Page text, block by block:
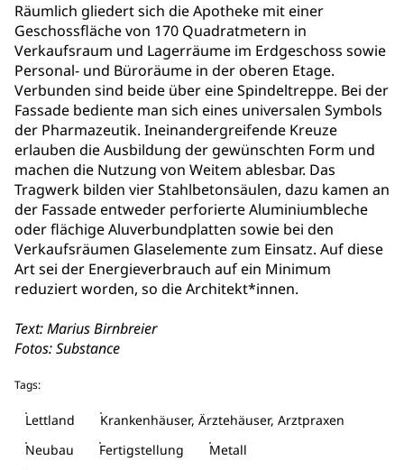
Räumlich gliedert sich die Apotheke mit einer
Geschossfläche von 170 Quadratmetern in
Verkaufsraum und Lagerräume im Erdgeschoss sowie
Personal- und Büroräume in der oberen Etage.
Verbunden sind beide über eine Spindeltreppe. Bei der
Fassade bediente man sich eines universalen Symbols
der Pharmazeutik. Ineinandergreifende Kreuze
erlauben die Ausbildung der gewünschten Form und
machen die Nutzung von Weitem ablesbar. Das
Tragwerk bilden vier Stahlbetonsäulen, dazu kamen an
der Fassade entweder perforierte Aluminiumbleche
oder flächige Aluverbundplatten sowie bei den
Verkaufsräumen Glaselemente zum Einsatz. Auf diese
Art sei der Energieverbrauch auf ein Minimum
reduziert worden, so die Architekt*innen.
Text: Marius Birnbreier
Fotos: Substance
Tags:
Lettland
Krankenhäuser, Ärztehäuser, Arztpraxen
Neubau
Fertigstellung
Metall